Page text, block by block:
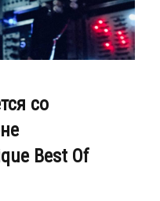
со
Best Of